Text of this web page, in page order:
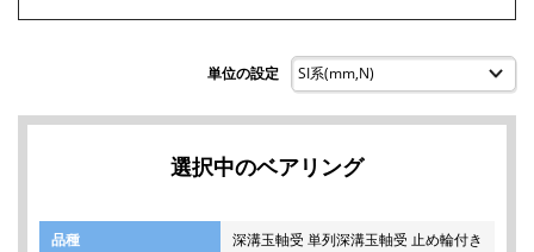
単位の設定
選択中のベアリング
品種
深溝玉軸受 単列深溝玉軸受 止め輪付き